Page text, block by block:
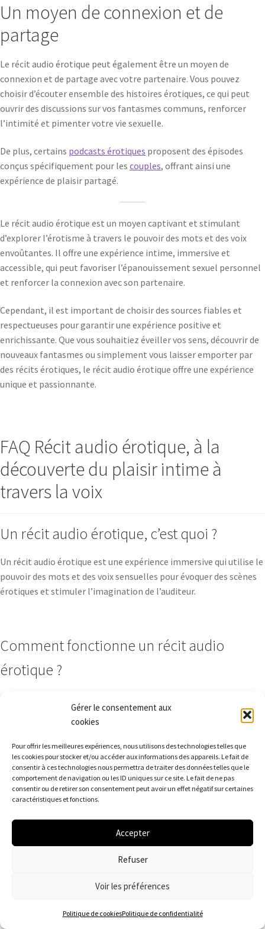
Gérer le consentement aux
cookies
Pour offrir les meilleures expériences, nous utilisons des technologies telles que
les cookies pour stocker et/ou accéder aux informations des appareils. Le fait de
consentir à ces technologies nous permettra de traiter des données telles que le
comportement de navigation ou les ID uniques sur ce site. Le fait de ne pas
consentir ou de retirer son consentement peut avoir un effet négatif sur certaines
caractéristiques et fonctions.
Accepter
Refuser
Voir les préférences
Politique de cookiesPolitique de confidentialité
Un moyen de connexion et de
partage
Le récit audio érotique peut également être un moyen de
connexion et de partage avec votre partenaire. Vous pouvez
choisir d’écouter ensemble des histoires érotiques, ce qui peut
ouvrir des discussions sur vos fantasmes communs, renforcer
l’intimité et pimenter votre vie sexuelle.
De plus, certains podcasts érotiques proposent des épisodes
conçus spécifiquement pour les couples, offrant ainsi une
expérience de plaisir partagé.
Le récit audio érotique est un moyen captivant et stimulant
d’explorer l’érotisme à travers le pouvoir des mots et des voix
envoûtantes. Il offre une expérience intime, immersive et
accessible, qui peut favoriser l’épanouissement sexuel personnel
et renforcer la connexion avec son partenaire.
Cependant, il est important de choisir des sources fiables et
respectueuses pour garantir une expérience positive et
enrichissante. Que vous souhaitiez éveiller vos sens, découvrir de
nouveaux fantasmes ou simplement vous laisser emporter par
des récits érotiques, le récit audio érotique offre une expérience
unique et passionnante.
FAQ Récit audio érotique, à la
découverte du plaisir intime à
travers la voix
Un récit audio érotique, c’est quoi ?
Un récit audio érotique est une expérience immersive qui utilise le
pouvoir des mots et des voix sensuelles pour évoquer des scènes
érotiques et stimuler l’imagination de l’auditeur.
Comment fonctionne un récit audio
érotique ?
Le récit audio érotique fonctionne en utilisant des mots
envoûtants et des narrateurs talentueux pour créer une ambiance
érotique et susciter des images mentales intenses.
Un récit audio érotique est-il explicite ?
Certains utilisent la suggestion subtile, tandis que d’autres
peuvent être plus explicites. Il est important de choisir des récits
qui correspondent à vos préférences et à votre confort personnel.
Le récit audio érotique peut-il enrichir ma